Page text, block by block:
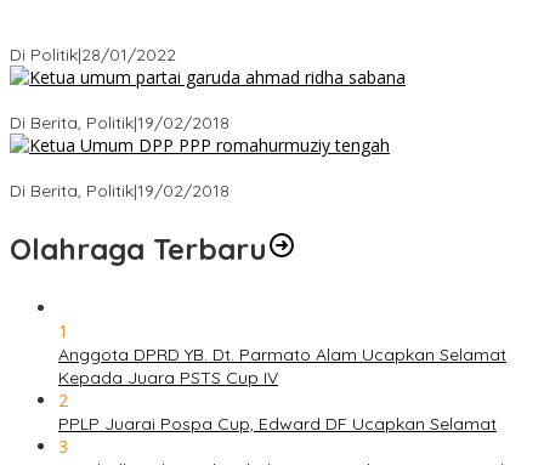
Di Politik|28/01/2022
Di Berita, Politik|19/02/2018
Di Berita, Politik|19/02/2018
Olahraga Terbaru
1
Anggota DPRD YB. Dt. Parmato Alam Ucapkan Selamat
Kepada Juara PSTS Cup IV
2
PPLP Juarai Pospa Cup, Edward DF Ucapkan Selamat
3